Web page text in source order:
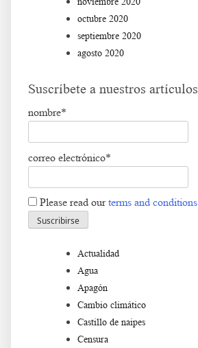
octubre 2020
septiembre 2020
agosto 2020
Suscríbete a nuestros artículos
nombre*
correo electrónico*
Please read ourterms and conditions
Actualidad
Agua
Apagón
Cambio climático
Castillo de naipes
Censura